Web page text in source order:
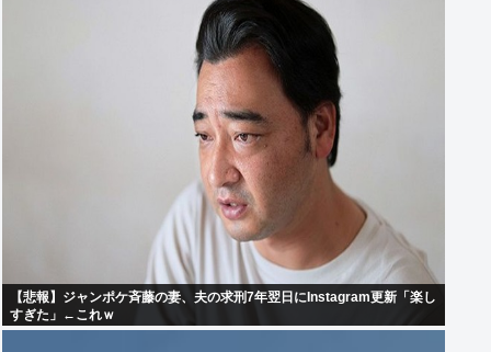
【悲報】ジャンポケ斉藤の妻、夫の求刑7年翌日にInstagram更新「楽し
すぎた」←これｗ